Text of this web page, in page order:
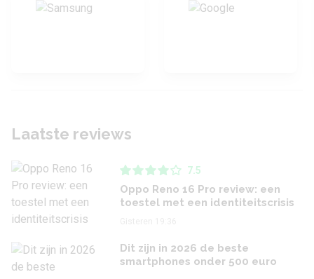
Laatste reviews
7.5
Oppo Reno 16 Pro review: een
toestel met een identiteitscrisis
Dit zijn in 2026 de beste
smartphones onder 500 euro